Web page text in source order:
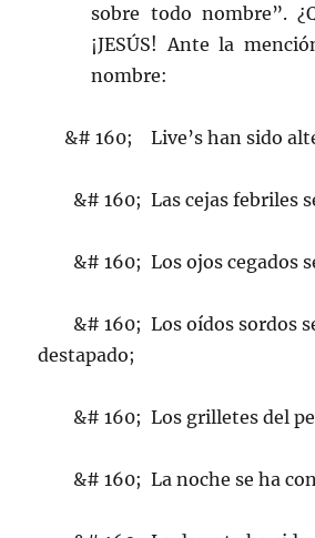
sobre todo nombre”.
¡JESÚS! Ante la
nombre:
&# 160; Live’s han sido
&# 160; Las cejas febriles
&# 160; Los ojos cegados
&# 160; Los oídos sordos
destapado;
&# 160; Los grilletes del
&# 160; La noche se ha